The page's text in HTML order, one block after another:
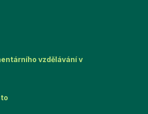
vzdělávání v